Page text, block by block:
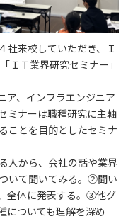
社来校していただき、Ｉ
ＩＴ業界研究セミナー」
ア、インフラエンジニア
ミナーは職種研究に主軸
ことを目的としたセミナ
人から、会社の話や業界
いて聞いてみる。②聞い
全体に発表する。③他グ
についても理解を深め